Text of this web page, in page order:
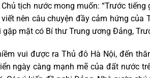
tịch nước mong muốn: “Trước
nên câu chuyện đầy cảm hứng
gặp mặt có Bí thư Trung ương Đảng,
vui được ra Thủ đô Hà Nội, đến
ngày càng mạnh mẽ của đất nước